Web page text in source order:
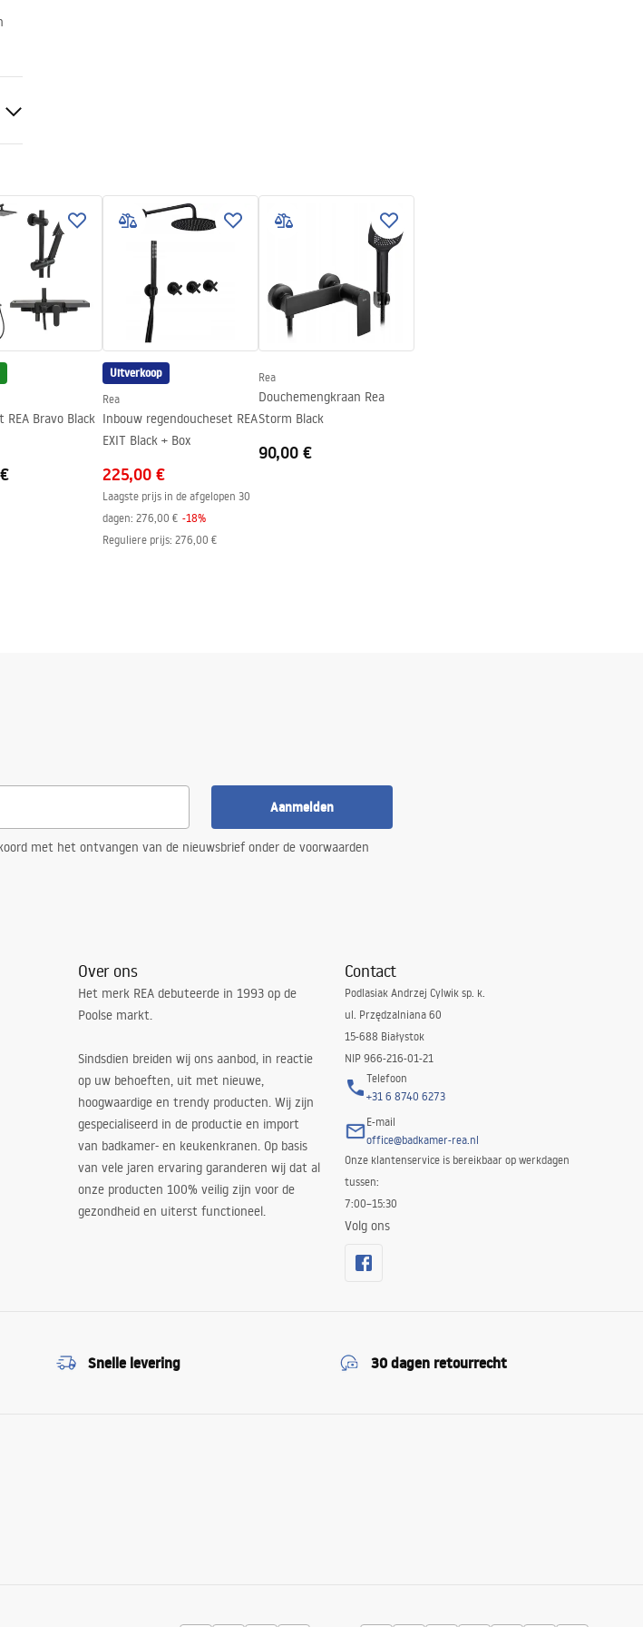
REA Bravo Black
Uitverkoop
Rea
Inbouw regendoucheset REA
EXIT Black + Box
225,00 €
Laagste prijs in de afgelopen 30
dagen: 276,00 € -18%
Reguliere prijs: 276,00 €
Rea
Douchemengkraan Rea
Storm Black
90,00 €
Aanmelden
met het ontvangen van de nieuwsbrief onder de voorwaarden
Over ons
Het merk REA debuteerde in 1993 op de
Poolse markt.
Sindsdien breiden wij ons aanbod, in reactie
op uw behoeften, uit met nieuwe,
hoogwaardige en trendy producten. Wij zijn
gespecialiseerd in de productie en import
van badkamer- en keukenkranen. Op basis
van vele jaren ervaring garanderen wij dat al
onze producten 100% veilig zijn voor de
gezondheid en uiterst functioneel.
Contact
Podlasiak Andrzej Cylwik sp. k.
ul. Przędzalniana 60
15-688 Białystok
NIP 966-216-01-21
Telefoon
+31 6 8740 6273
E-mail
office@badkamer-rea.nl
Onze klantenservice is bereikbaar op werkdagen
tussen:
7:00–15:30
Volg ons
Snelle levering 30 dagen retourrecht